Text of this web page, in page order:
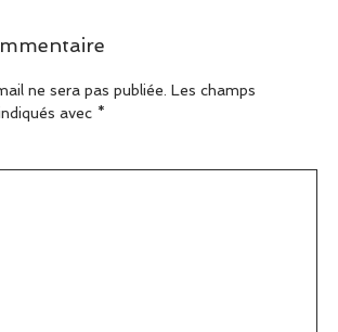
ne sera pas publiée. Les champs
avec *